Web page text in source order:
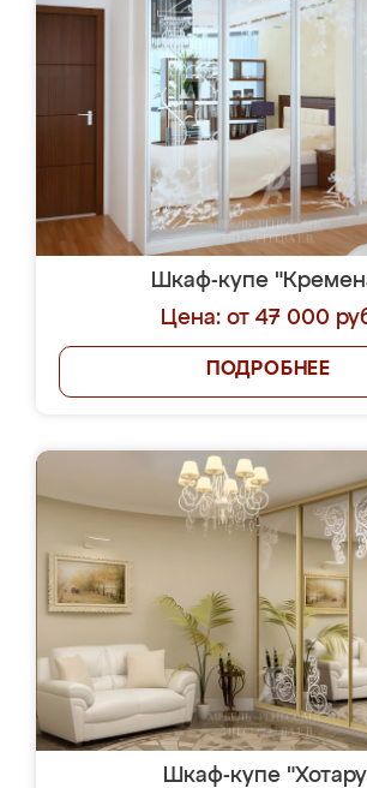
Шкаф-купе
Цена: от 47 000
ПОДРОБНЕЕ
Шкаф-купе